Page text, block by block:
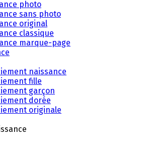
photo
sans photo
original
classique
marque-page
naissance
fille
garçon
dorée
originale